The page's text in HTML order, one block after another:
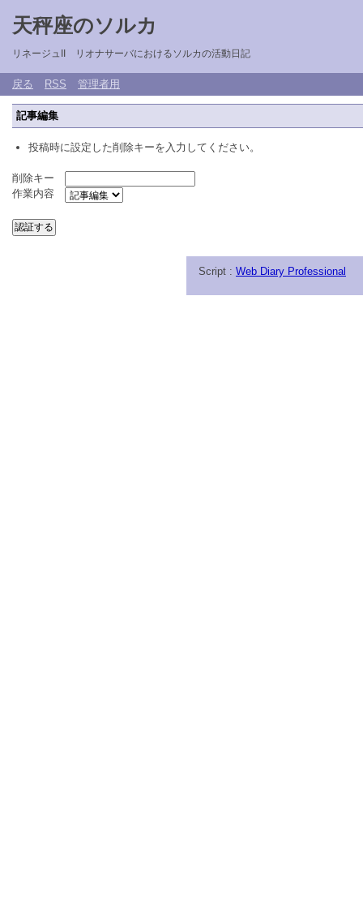
天秤座のソルカ
リネージュII リオナサーバにおけるソルカの活動日記
戻る RSS 管理者用
記事編集
投稿時に設定した削除キーを入力してください。
削除キー
作業内容
Script : Web Diary Professional